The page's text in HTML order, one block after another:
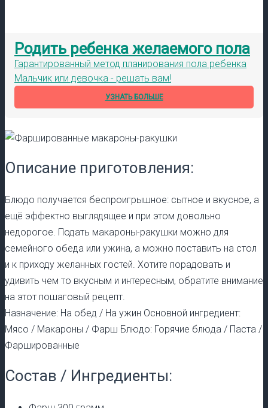
Родить ребенка желаемого пола
Гарантированный метод планирования пола ребенка
Мальчик или девочка - решать вам!
УЗНАТЬ БОЛЬШЕ
Описание приготовления:
Блюдо получается беспроигрышное: сытное и вкусное, а
ещё эффектно выглядящее и при этом довольно
недорогое. Подать макароны-ракушки можно для
семейного обеда или ужина, а можно поставить на стол
и к приходу желанных гостей. Хотите порадовать и
удивить чем то вкусным и интересным, обратите внимание
на этот пошаговый рецепт.
Назначение: На обед / На ужин Основной ингредиент:
Мясо / Макароны / Фарш Блюдо: Горячие блюда / Паста /
Фаршированные
Состав / Ингредиенты: